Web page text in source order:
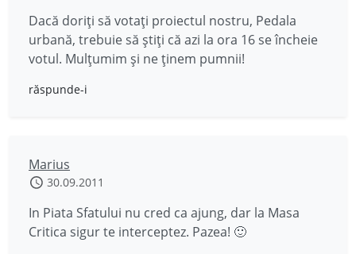
Dacă doriţi să votaţi proiectul nostru, Pedala
urbană, trebuie să ştiţi că azi la ora 16 se încheie
votul. Mulţumim şi ne ţinem pumnii!
răspunde-i
Marius
30.09.2011
In Piata Sfatului nu cred ca ajung, dar la Masa
Critica sigur te interceptez. Pazea! 🙂